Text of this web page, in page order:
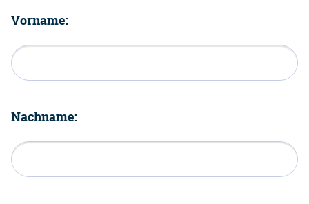
Vorname:
Nachname: